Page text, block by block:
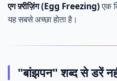
एग फ़्रीज़िंग (Egg Freezing)एक
यह सबसे अच्छा होता है।
"बांझपन" शब्द से डरें